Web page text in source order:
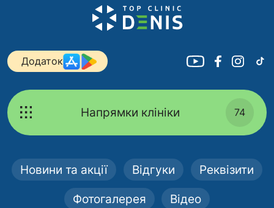
Додаток
Напрямки клініки 74
Новини та акції Відгуки Реквізити
Фотогалерея Відео